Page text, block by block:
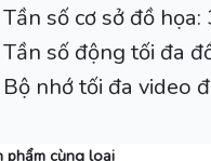
Tần số cơ sở đồ
Tần số động tối đa
Bộ nhớ tối đa video
phẩm cùng loại